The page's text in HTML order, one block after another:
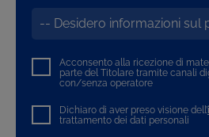
Acconsento alla ricezione di
parte del Titolare tramite canali
con/senza operatore
Dichiaro di aver preso visione dell’
trattamento dei dati personali